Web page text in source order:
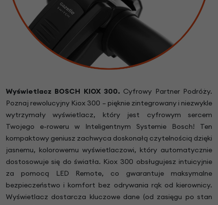
Wyświetlacz BOSCH KIOX 300. Cyfrowy Partner Podróży.
Poznaj rewolucyjny Kiox 300 – pięknie zintegrowany i niezwykle
wytrzymały wyświetlacz, który jest cyfrowym sercem
Twojego e-roweru w Inteligentnym Systemie Bosch! Ten
kompaktowy geniusz zachwyca doskonałą czytelnością dzięki
jasnemu, kolorowemu wyświetlaczowi, który automatycznie
dostosowuje się do światła. Kiox 300 obsługujesz intuicyjnie
za pomocą LED Remote, co gwarantuje maksymalne
bezpieczeństwo i komfort bez odrywania rąk od kierownicy.
Wyświetlacz dostarcza kluczowe dane (od zasięgu po stan